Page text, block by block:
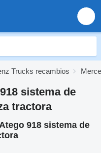
Trucks recambios
sistema de
tractora
918 sistema de